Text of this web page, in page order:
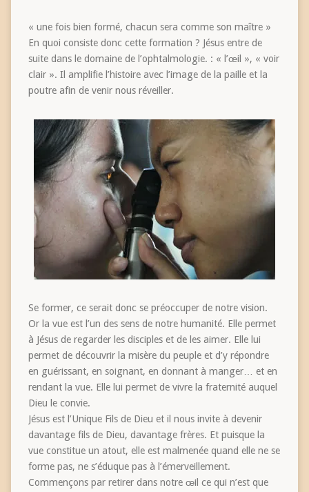
« une fois bien formé, chacun sera comme son maître »
En quoi consiste donc cette formation ? Jésus entre de
suite dans le domaine de l’ophtalmologie. : « l’œil », « voir
clair ». Il amplifie l’histoire avec l’image de la paille et la
poutre afin de venir nous réveiller.
Se former, ce serait donc se préoccuper de notre vision.
Or la vue est l’un des sens de notre humanité. Elle permet
à Jésus de regarder les disciples et de les aimer. Elle lui
permet de découvrir la misère du peuple et d’y répondre
en guérissant, en soignant, en donnant à manger… et en
rendant la vue. Elle lui permet de vivre la fraternité auquel
Dieu le convie.
Jésus est l’Unique Fils de Dieu et il nous invite à devenir
davantage fils de Dieu, davantage frères. Et puisque la
vue constitue un atout, elle est malmenée quand elle ne se
forme pas, ne s’éduque pas à l’émerveillement.
Commençons par retirer dans notre œil ce qui n’est que